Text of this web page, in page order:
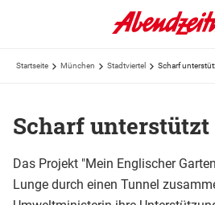
Startseite München Stadtviertel Scharf
Scharf
Das Projekt "Mein Englischer
Lunge durch einen Tunnel